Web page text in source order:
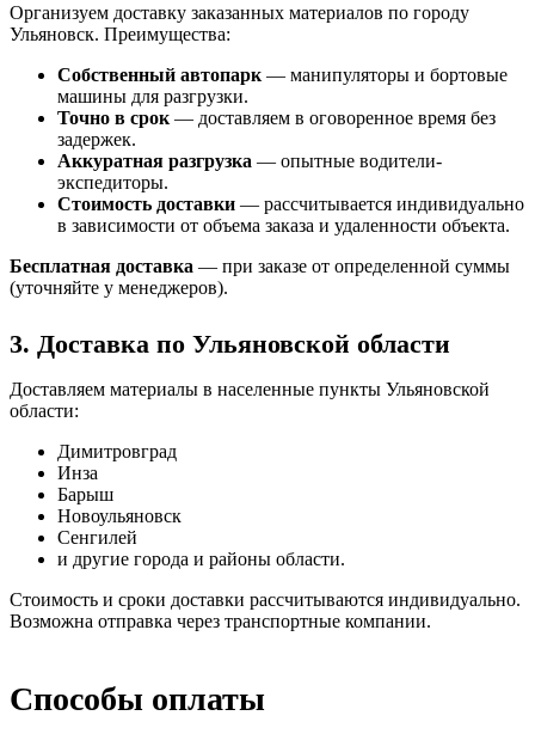
Организуем доставку заказанных материалов по городу
Ульяновск. Преимущества:
Собственный автопарк — манипуляторы и бортовые
машины для разгрузки.
Точно в срок — доставляем в оговоренное время без
задержек.
Аккуратная разгрузка — опытные водители-
экспедиторы.
Стоимость доставки — рассчитывается индивидуально
в зависимости от объема заказа и удаленности объекта.
Бесплатная доставка — при заказе от определенной суммы
(уточняйте у менеджеров).
3. Доставка по Ульяновской области
Доставляем материалы в населенные пункты Ульяновской
области:
Димитровград
Инза
Барыш
Новоульяновск
Сенгилей
и другие города и районы области.
Стоимость и сроки доставки рассчитываются индивидуально.
Возможна отправка через транспортные компании.
Способы оплаты